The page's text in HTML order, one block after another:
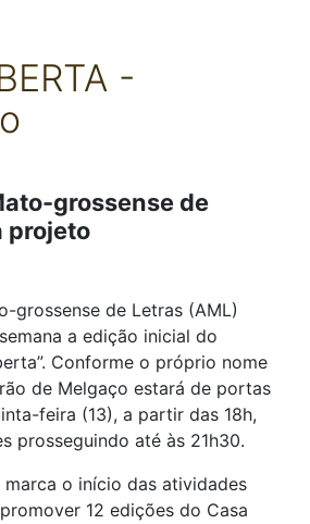
-
grossense de
projeto
grossense de Letras (AML)
a edição inicial do
Conforme o próprio nome
de Melgaço estará de portas
feira (13), a partir das 18h,
prosseguindo até às 21h30.
o início das atividades
12 edições do Casa